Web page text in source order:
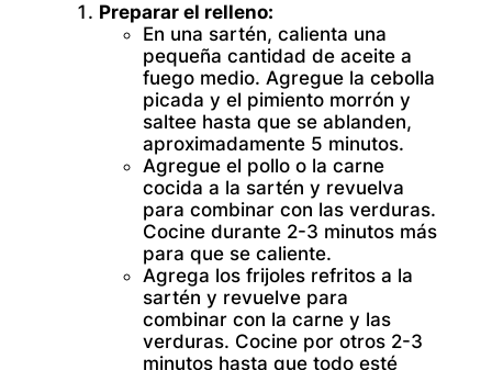
Preparar el relleno:
En una sartén, calienta una
pequeña cantidad de aceite a
fuego medio. Agregue la cebolla
picada y el pimiento morrón y
saltee hasta que se ablanden,
aproximadamente 5 minutos.
Agregue el pollo o la carne
cocida a la sartén y revuelva
para combinar con las verduras.
Cocine durante 2-3 minutos más
para que se caliente.
Agrega los frijoles refritos a la
sartén y revuelve para
combinar con la carne y las
verduras. Cocine por otros 2-3
minutos hasta que todo esté